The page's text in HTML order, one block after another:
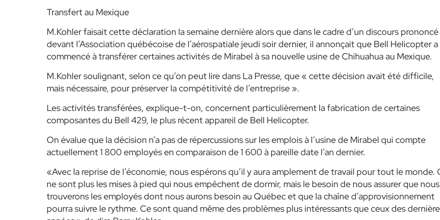
Transfert au Mexique
M.Kohler faisait cette déclaration la semaine dernière alors que dans le cadre d’un discours prononcé
devant l’Association québécoise de l’aérospatiale jeudi soir dernier, il annonçait que Bell Helicopter a
commencé à transférer certaines activités de Mirabel à sa nouvelle usine de Chihuahua au Mexique.
M.Kohler soulignant, selon ce qu’on peut lire dans La Presse, que « cette décision avait été difficile,
mais nécessaire, pour préserver la compétitivité de l’entreprise ».
Les activités transférées, explique-t-on, concernent particulièrement la fabrication de certaines
composantes du Bell 429, le plus récent appareil de Bell Helicopter.
On évalue que la décision n’a pas de répercussions sur les emplois à l’usine de Mirabel qui compte
actuellement 1 800 employés en comparaison de 1 600 à pareille date l’an dernier.
«Avec la reprise de l’économie, nous espérons qu’il y aura amplement de travail pour tout le monde.
ne sont plus les mises à pied qui nous empêchent de dormir, mais le besoin de nous assurer que nous
trouverons les employés dont nous aurons besoin au Québec et que la chaîne d’approvisionnement
pourra suivre le rythme. Ce sont quand même des problèmes plus intéressants que ceux des